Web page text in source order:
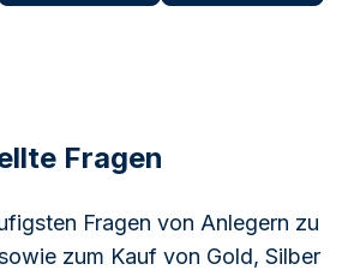
Fragen
Fragen von Anlegern zu
zum Kauf von Gold, Silber